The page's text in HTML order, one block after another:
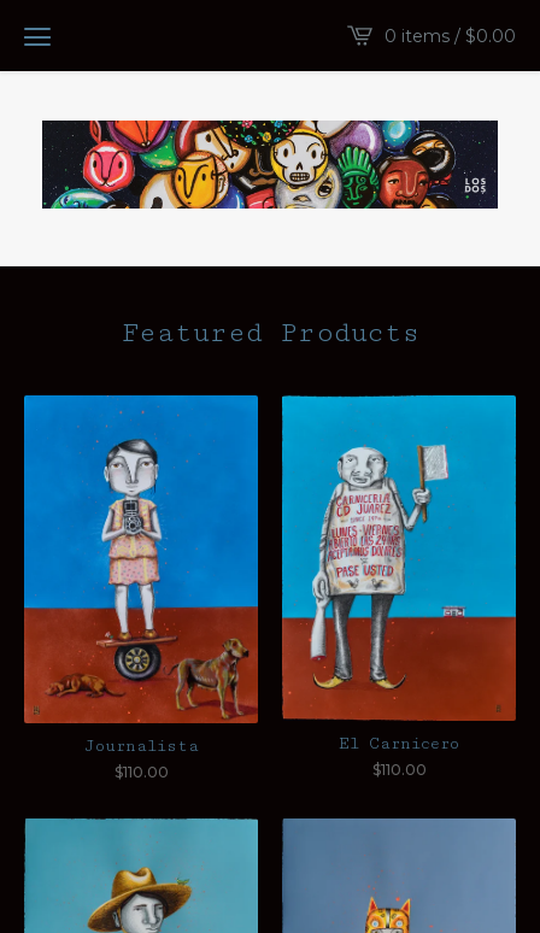
0 items / $0.00
Featured Products
Journalista
$110.00
El Carnicero
$110.00